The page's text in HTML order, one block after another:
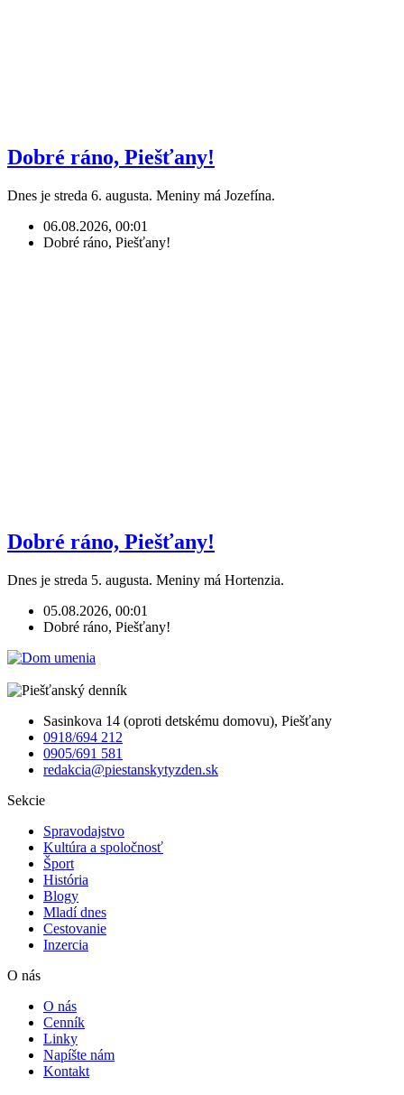
Dobré ráno, Piešťany!
Dnes je streda 6. augusta. Meniny má Jozefína.
06.08.2026, 00:01
Dobré ráno, Piešťany!
Dobré ráno, Piešťany!
Dnes je streda 5. augusta. Meniny má Hortenzia.
05.08.2026, 00:01
Dobré ráno, Piešťany!
Sasinkova 14 (oproti detskému domovu), Piešťany
0918/694 212
0905/691 581
redakcia@piestanskytyzden.sk
Sekcie
Spravodajstvo
Kultúra a spoločnosť
Šport
História
Blogy
Mladí dnes
Cestovanie
Inzercia
O nás
O nás
Cenník
Linky
Napíšte nám
Kontakt